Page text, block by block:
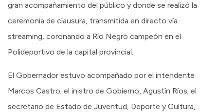
gran acompañamiento del público y donde se realizó la
ceremonia de clausura, transmitida en directo vía
streaming, coronando a Río Negro campeón en el
Polideportivo de la capital provincial.
El Gobernador estuvo acompañado por el intendente
Marcos Castro; el inistro de Gobierno, Agustín Ríos; el
secretario de Estado de Juventud, Deporte y Cultura,